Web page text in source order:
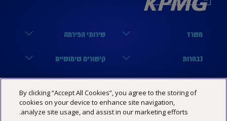
משרד
הארבעה 17, תל אביב
03-6848444
Israel@kpmg.com
שירותי הפירמה
מערך הביקורת
מערך היעוץ
נבחרות
נבחרת טכנולוגיה
נבחרת פיננסים
קישורים שימושיים
הסיפור שלנו
מרכז מידע
מדיניות פרטיות הצהרת נגישות תנאי האתר
By clicking “Accept All Cookies”, you agree to the storing of
cookies on your device to enhance site navigation,
analyze site usage, and assist in our marketing efforts.